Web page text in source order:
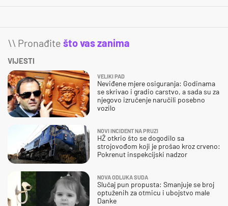
\\ Pronađite što vas zanima
VIJESTI
VELIKI PAD
Neviđene mjere osiguranja: Godinama
se skrivao i gradio carstvo, a sada su za
njegovo izručenje naručili posebno
vozilo
NOVI INCIDENT NA PRUZI
HŽ otkrio što se dogodilo sa
strojovođom koji je prošao kroz crveno:
Pokrenut inspekcijski nadzor
NOVA ODLUKA SUDA
Slučaj pun propusta: Smanjuje se broj
optuženih za otmicu i ubojstvo male
Danke